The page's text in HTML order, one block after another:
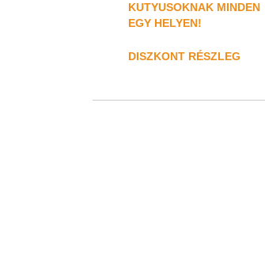
KUTYUSOKNAK MINDEN
EGY HELYEN!
DISZKONT RÉSZLEG